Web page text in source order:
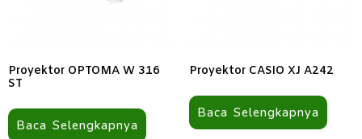
Proyektor OPTOMA W 316
ST
Baca Selengkapnya
Proyektor CASIO XJ A242
Baca Selengkapnya